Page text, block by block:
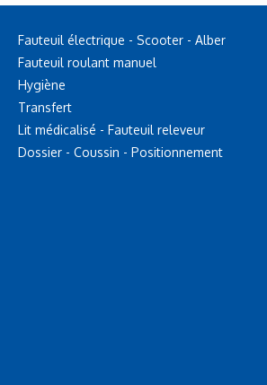
Fauteuil électrique - Scooter - Alber
Fauteuil roulant manuel
Hygiène
Transfert
Lit médicalisé - Fauteuil releveur
Dossier - Coussin - Positionnement